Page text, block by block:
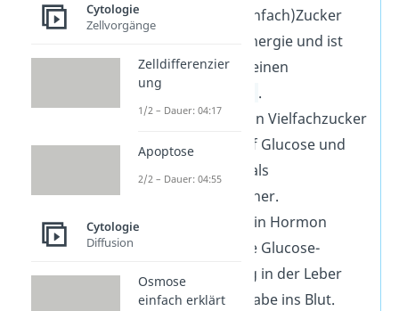
= (Einfach)Zucker
Sie gibt dir Energie und ist
wichtig für deinen
.
Glycogen
= ein Vielfachzucker
Es basiert auf Glucose und
funktioniert als
Energiespeicher.
= ein Hormon
Es fördert die Glucose-
Umwandlung in der Leber
und ihre Abgabe ins Blut.
Cytologie
Zellvorgänge
Zelldifferenzier
ung
1/2 – Dauer: 04:17
Apoptose
2/2 – Dauer: 04:55
Cytologie
Diffusion
Osmose
einfach erklärt